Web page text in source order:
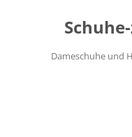
Dameschuhe und